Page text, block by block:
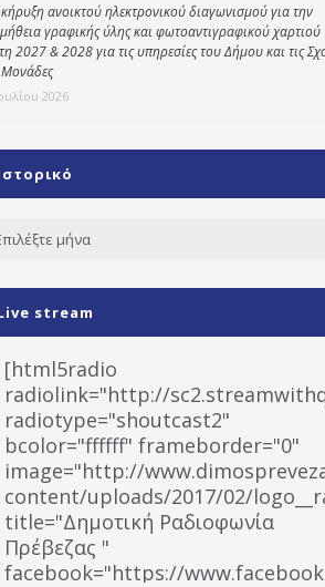
ανοικτού ηλεκτρονικού διαγωνισμού για την
γραφικής ύλης και φωτοαντιγραφικού χαρτιού
2027 & 2028 για τις υπηρεσίες του Δήμου και τις
2026
stream
[html5radio
radiolink="http://
radiotype="shoutcast2"
bcolor="ffffff" frameborder="0"
image="http://
content/uploads/2017/02/
title="Δημοτική Ραδιοφωνία
Πρέβεζας "
facebook="https://